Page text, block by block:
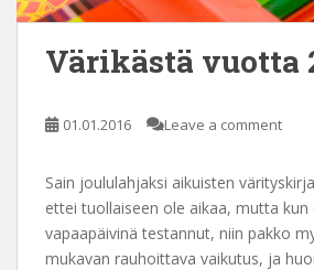
Värikästä vuotta
01.01.2016 Leave a comment
Sain joululahjaksi aikuisten
ettei tuollaiseen ole aikaa, mutta kun
vapaapäivinä testannut, niin pakko
mukavan rauhoittava vaikutus, ja